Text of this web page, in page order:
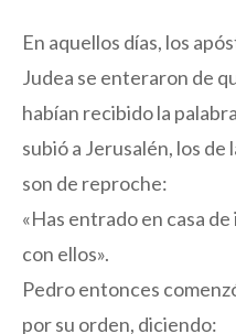
En aquellos días, los
Judea se enteraron de
habían recibido la
subió a Jerusalén, los
son de reproche:
«Has entrado en casa
con ellos».
Pedro entonces
por su orden, diciendo: